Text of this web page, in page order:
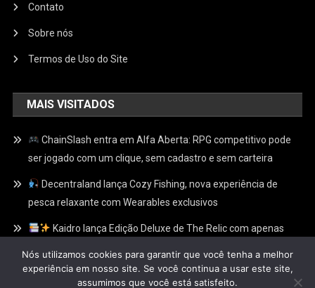
Contato
Sobre nós
Termos de Uso do Site
MAIS VISITADOS
ChainSlash entra em Alfa Aberta: RPG competitivo pode
ser jogado com um clique, sem cadastro e sem carteira
Decentraland lança Cozy Fishing, nova experiência de
pesca relaxante com Wearables exclusivos
Kaidro lança Edição Deluxe de The Relic com apenas
exclusivas no Web3
Nós utilizamos cookies para garantir que você tenha a melhor
experiência em nosso site. Se você continua a usar este site,
assumimos que você está satisfeito.